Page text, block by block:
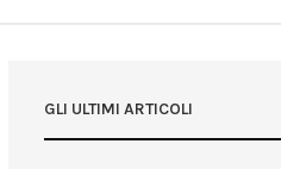
GLI ULTIMI ARTICOLI